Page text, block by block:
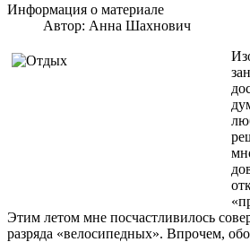
Информация о материале
Автор: Анна Шахнович
Этим летом мне посчастливилось
разряда «велосипедных». Впрочем,